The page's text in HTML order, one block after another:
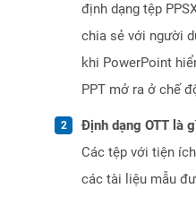
định dạng tệp
chia sẻ với người
khi PowerPoint
PPT mở ra ở chế
Định dạng OTT là
Các tệp với tiện
các tài liệu mẫu